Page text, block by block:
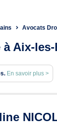
Avocats
Aix-
En savoir plus >